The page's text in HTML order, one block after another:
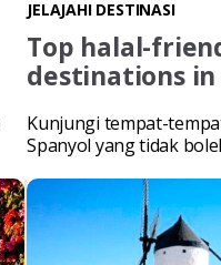
JELAJAHI DESTINASI
Top halal-
destinations in
Kunjungi tempat-
Spanyol yang tidak